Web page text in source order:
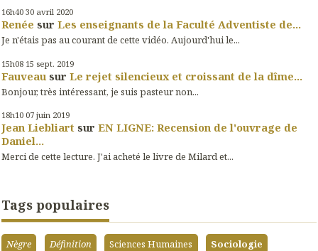
16h40 30 avril 2020
Renée sur Les enseignants de la Faculté Adventiste de...
Je n'étais pas au courant de cette vidéo. Aujourd'hui le...
15h08 15 sept. 2019
Fauveau sur Le rejet silencieux et croissant de la dîme...
Bonjour, très intéressant, je suis pasteur non...
18h10 07 juin 2019
Jean Liebliart sur EN LIGNE: Recension de l'ouvrage de
Daniel...
Merci de cette lecture. J'ai acheté le livre de Milard et...
Tags populaires
Nègre Définition Sciences Humaines
Sociologie